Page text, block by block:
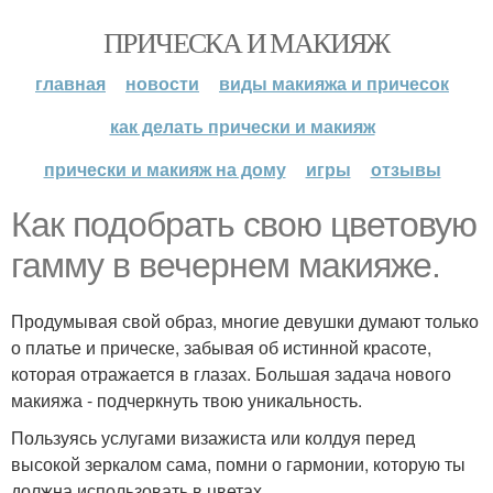
ПРИЧЕСКА И МАКИЯЖ
главная новости
виды макияжа и причесок
как делать прически и макияж
прически и макияж на дому
игры отзывы
Как подобрать свою цветовую
гамму в вечернем макияже.
Продумывая свой образ, многие девушки думают только
о платье и прическе, забывая об истинной красоте,
которая отражается в глазах. Большая задача нового
макияжа - подчеркнуть твою уникальность.
Пользуясь услугами визажиста или колдуя перед
высокой зеркалом сама, помни о гармонии, которую ты